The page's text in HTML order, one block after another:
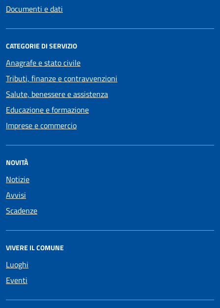
Documenti e dati
CATEGORIE DI SERVIZIO
Anagrafe e stato civile
Tributi, finanze e contravvenzioni
Salute, benessere e assistenza
Educazione e formazione
Imprese e commercio
NOVITÀ
Notizie
Avvisi
Scadenze
VIVERE IL COMUNE
Luoghi
Eventi